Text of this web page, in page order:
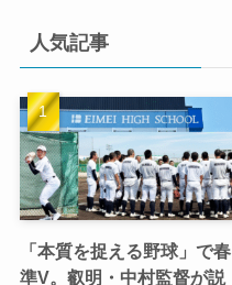
人気記事
「本質を捉える野球」で春
準V。叡明・中村監督が説